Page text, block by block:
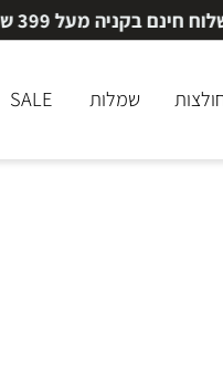
בקניה מעל 399 ש"ח
שמלות SALE